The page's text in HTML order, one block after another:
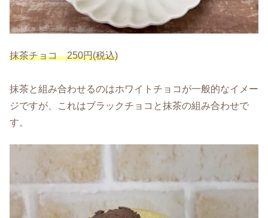
抹茶チョコ 250円(税込)
抹茶と組み合わせるのはホワイトチョコが一般的なイメー
ジですが、これはブラックチョコと抹茶の組み合わせで
す。